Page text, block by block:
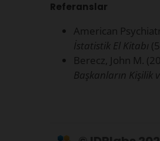
Referanslar
American
İstatistik El Kitabı
Berecz, John M.
Başkanların Kişilik